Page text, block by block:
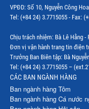
Thị trường Mỹ
Thị trường Nga
Thị trường Hàn Quốc
Thị trường Nhật Bản
Thị trường Thái Lan
VPĐD: Số 10, Nguyễn Công
Tel: (+84 24) 3.7715055 - Fax:
Chịu trách nhiệm: Bà Lê Hằng
Đơn vị vận hành trang tin điện
Trưởng Ban Biên tập: Bà
Tel: (+84 24) 3.7715055 –
CÁC BAN NGÀNH HÀNG
Ban ngành hàng Tôm
Ban ngành hàng Cá nước